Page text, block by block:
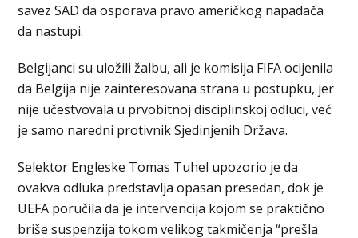
savez SAD da osporava pravo američkog napadača
da nastupi.
Belgijanci su uložili žalbu, ali je komisija FIFA ocijenila
da Belgija nije zainteresovana strana u postupku, jer
nije učestvovala u prvobitnoj disciplinskoj odluci, već
je samo naredni protivnik Sjedinjenih Država.
Selektor Engleske Tomas Tuhel upozorio je da
ovakva odluka predstavlja opasan presedan, dok je
UEFA poručila da je intervencija kojom se praktično
briše suspenzija tokom velikog takmičenja “prešla